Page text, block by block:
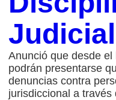
Judicial
Anunció que desde el
podrán presentarse
denuncias contra
jurisdiccional a través